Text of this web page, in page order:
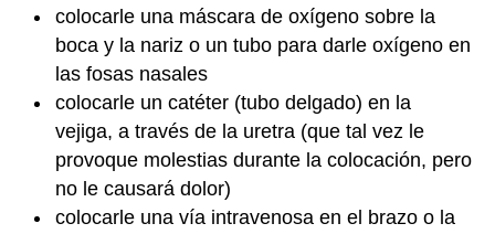
colocarle una máscara de oxígeno sobre la
boca y la nariz o un tubo para darle oxígeno en
las fosas nasales
colocarle un catéter (tubo delgado) en la
vejiga, a través de la uretra (que tal vez le
provoque molestias durante la colocación, pero
no le causará dolor)
colocarle una vía intravenosa en el brazo o la